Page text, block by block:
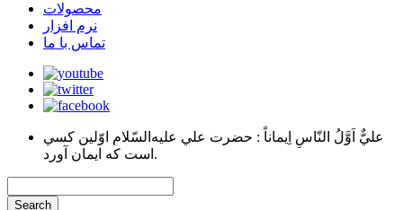
محصولات
نرم افزار
تماس با ما
عليٌّ اَوَّلُ النّاسِ اِيماناً : حضرت علي عليه‌السّلام اوّلين كسي
است كه ايمان آورد.